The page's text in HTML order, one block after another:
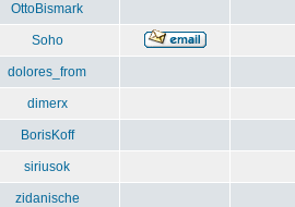
OttoBismark
Soho
dolores_from
dimerx
BorisKoff
siriusok
zidanische